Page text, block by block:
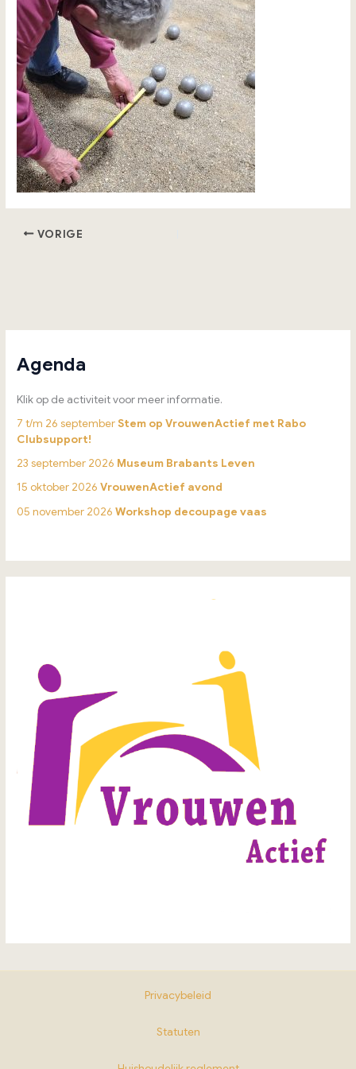
VORIGE
Agenda
Klik op de activiteit voor meer informatie.
7 t/m 26 septemberStem op VrouwenActief met Rabo
Clubsupport!
23 september 2026 Museum Brabants Leven
15 oktober 2026VrouwenActief avond
05 november 2026Workshop decoupage vaas
Privacybeleid
Statuten